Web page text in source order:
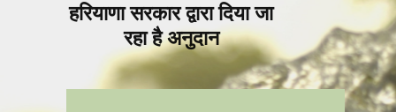
हरियाणा सरकार द्वारा दिया जा
रहा है अनुदान